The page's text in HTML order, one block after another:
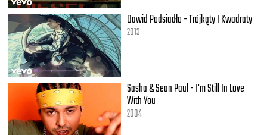
Dawid Podsiadło - Trójkąty I Kwadraty
2013
Sasha & Sean Paul - I'm Still In Love
With You
2004